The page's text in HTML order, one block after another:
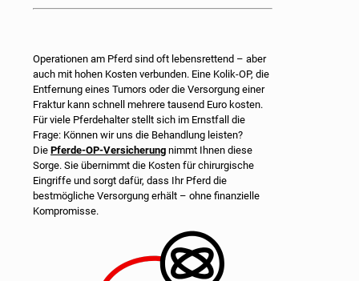
Operationen am Pferd sind oft lebensrettend – aber
auch mit hohen Kosten verbunden. Eine Kolik-OP, die
Entfernung eines Tumors oder die Versorgung einer
Fraktur kann schnell mehrere tausend Euro kosten.
Für viele Pferdehalter stellt sich im Ernstfall die
Frage: Können wir uns die Behandlung leisten?
Die Pferde-OP-Versicherung nimmt Ihnen diese
Sorge. Sie übernimmt die Kosten für chirurgische
Eingriffe und sorgt dafür, dass Ihr Pferd die
bestmögliche Versorgung erhält – ohne finanzielle
Kompromisse.